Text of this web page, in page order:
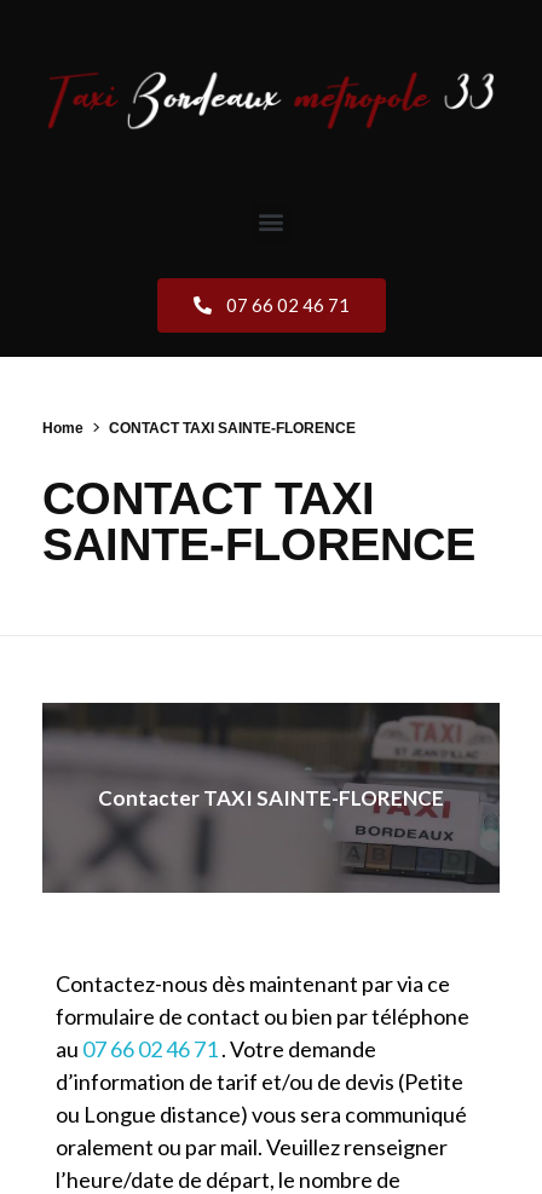
07 66 02 46 71
Home CONTACT TAXI SAINTE-FLORENCE
CONTACT TAXI
SAINTE-FLORENCE
Contacter TAXI SAINTE-FLORENCE
Contactez-nous dès maintenant par via ce
formulaire de contact ou bien par téléphone
au 07 66 02 46 71. Votre demande
d’information de tarif et/ou de devis (Petite
ou Longue distance) vous sera communiqué
oralement ou par mail. Veuillez renseigner
l’heure/date de départ, le nombre de